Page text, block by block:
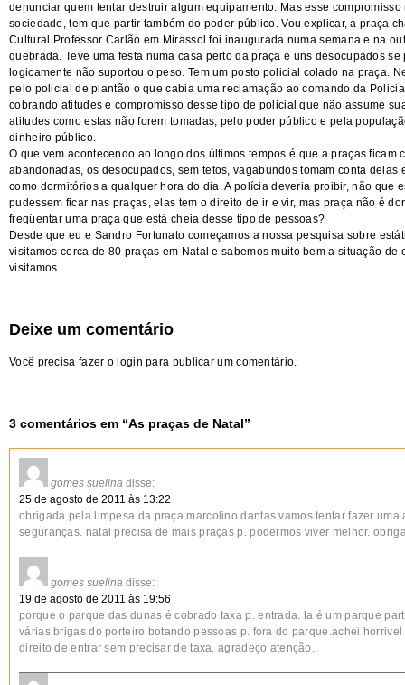
denunciar quem tentar destruir algum equipamento. Mas esse
sociedade, tem que partir também do poder público. Vou explicar, a praça
Cultural Professor Carlão em Mirassol foi inaugurada numa semana e na
quebrada. Teve uma festa numa casa perto da praça e uns desocupados
logicamente não suportou o peso. Tem um posto policial colado na praça.
pelo policial de plantão o que cabia uma reclamação ao comando da
cobrando atitudes e compromisso desse tipo de policial que não assume
atitudes como estas não forem tomadas, pelo poder público e pela
dinheiro público.
O que vem acontecendo ao longo dos últimos tempos é que a praças ficam
abandonadas, os desocupados, sem tetos, vagabundos tomam conta delas
como dormitórios a qualquer hora do dia. A polícia deveria proibir, não que
pudessem ficar nas praças, elas tem o direito de ir e vir, mas praça não é
freqüentar uma praça que está cheia desse tipo de pessoas?
Desde que eu e Sandro Fortunato começamos a nossa pesquisa sobre
visitamos cerca de 80 praças em Natal e sabemos muito bem a situação de
visitamos.
Deixe um comentário
Você precisa fazer o login para publicar um comentário.
3 comentários em “As praças de Natal”
gomes suelina disse:
25 de agosto de 2011 às 13:22
obrigada pela limpesa da praça marcolino dantas vamos tentar fazer uma
seguranças. natal precisa de mais praças p. podermos viver melhor.
gomes suelina disse:
19 de agosto de 2011 às 19:56
porque o parque das dunas é cobrado taxa p. entrada. la é um parque
várias brigas do porteiro botando pessoas p. fora do parque.achei
direito de entrar sem precisar de taxa. agradeço atenção.